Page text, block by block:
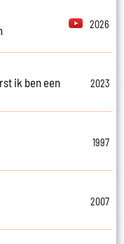
2026
ik ben een
2023
1997
2007